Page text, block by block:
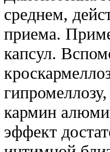
среднем,
приема.
капсул.
кармин
эффект